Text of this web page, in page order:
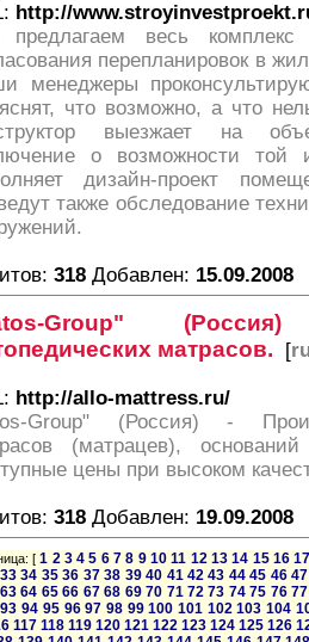
http://
весь комплекс
перепланировок в
менеджеры
что возможно, а что
выезжает на
о возможности той
дизайн-проект
также обследование
318 Добавлен: 15.09.2008
Group"
матрасов. [
http://allo-mattress.ru/
Group" (Россия) -
(матрацев),
цены при высоком
318 Добавлен: 19.09.2008
[1 2 3 4 5 6 7 8 9 10 11 12 13 14 15 16
33 34 35 36 37 38 39 40 41 42 43 44 45 46 47
63 64 65 66 67 68 69 70 71 72 73 74 75 76 77
93 94 95 96 97 98 99 100 101 102 103 104
117 118 119 120 121 122 123 124 125 126